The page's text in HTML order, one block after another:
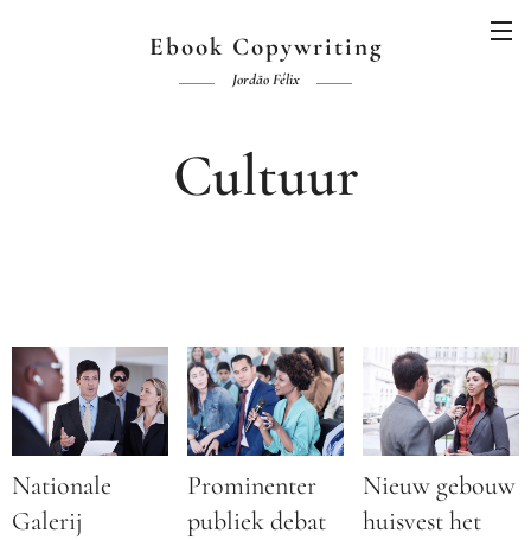
Ebook Copywriting
Jordão Félix
Cultuur
Nationale
Galerij
Prominenter
publiek debat
Nieuw gebouw
huisvest het